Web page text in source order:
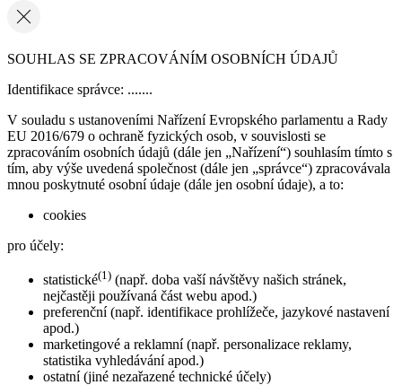
SOUHLAS SE ZPRACOVÁNÍM OSOBNÍCH ÚDAJŮ
Identifikace správce: .......
V souladu s ustanoveními Nařízení Evropského parlamentu a Rady
EU 2016/679 o ochraně fyzických osob, v souvislosti se
zpracováním osobních údajů (dále jen „Nařízení“) souhlasím tímto s
tím, aby výše uvedená společnost (dále jen „správce“) zpracovávala
mnou poskytnuté osobní údaje (dále jen osobní údaje), a to:
cookies
pro účely:
statistické(1) (např. doba vaší návštěvy našich stránek,
nejčastěji používaná část webu apod.)
preferenční (např. identifikace prohlížeče, jazykové nastavení
apod.)
marketingové a reklamní (např. personalizace reklamy,
statistika vyhledávání apod.)
ostatní (jiné nezařazené technické účely)